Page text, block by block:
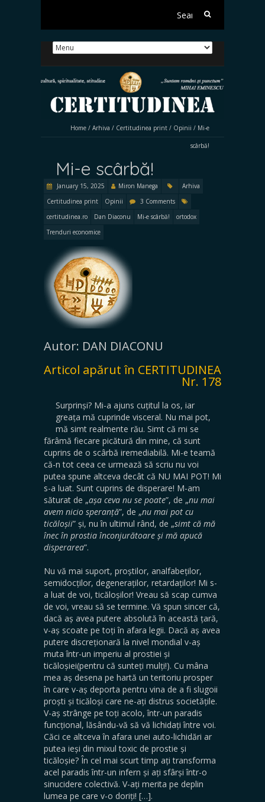
Search
Home / Arhiva / Certitudinea print / Opinii / Mi-e
scârbă!
Mi-e scârbă!
January 15, 2025 Miron Manega
Arhiva
Certitudinea print
Opinii
3 Comments
certitudinea.ro
Dan Diaconu Mi-e scârbă!
ortodox
Trenduri economice
Autor: DAN DIACONU
Articol apărut în CERTITUDINEA
Nr. 178
Surprinși? Mi-a ajuns cuțitul la os, iar
greața mă cuprinde visceral. Nu mai pot,
mă simt realmente rău. Simt că mi se
fărâmă fiecare picătură din mine, că sunt
cuprins de o scârbă iremediabilă. Mi-e teamă
că-n tot ceea ce urmează să scriu nu voi
putea spune altceva decât că NU MAI POT! Mi
s-a luat. Sunt cuprins de disperare! M-am
săturat de „așa ceva nu se poate”, de „nu mai
avem nicio speranță”, de „nu mai pot cu
ticăloșii” și, nu în ultimul rând, de „simt că mă
înec în prostia înconjurătoare și mă apucă
disperarea”.
Nu vă mai suport, proștilor, analfabeților,
semidocților, degeneraților, retardaților! Mi s-
a luat de voi, ticăloșilor! Vreau să scap cumva
de voi, vreau să se termine. Vă spun sincer că,
dacă aș avea putere absolută în această țară,
v-aș scoate pe toți în afara legii. Dacă aș avea
putere discreționară la nivel mondial v-aș
muta într-un imperiu al prostiei și
ticăloșiei(pentru că sunteți mulți!). Cu mâna
mea aș desena pe hartă un teritoriu prosper
în care v-aș deporta pentru vina de a fi slugoii
proști și ticăloși care ne-ați distrus societățile.
V-aș strânge pe toți acolo, într-un paradis
funcțional, lăsându-vă să vă lichidați între voi.
Căci ce altceva în afara unei auto-lichidări ar
putea ieși din mixul toxic de prostie și
ticăloșie? În cel mai scurt timp ați transforma
acel paradis într-un infern și ați sfârși într-o
sinucidere colectivă. V-ați merita pe deplin
lumea pe care v-o doriți! […].